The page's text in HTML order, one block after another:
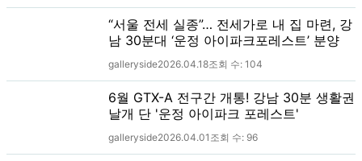
“서울 전세 실종”… 전세가로 내 집 마련, 강
남 30분대 ‘운정 아이파크포레스트’ 분양
galleryside2026.04.18조회 수: 104
6월 GTX-A 전구간 개통! 강남 30분 생활권
날개 단 '운정 아이파크 포레스트'
galleryside2026.04.01 조회 수: 96